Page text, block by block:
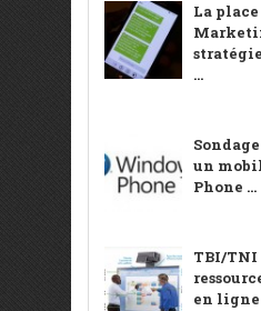
La
...
un
Phone ...
TBI/TNI
en ligne